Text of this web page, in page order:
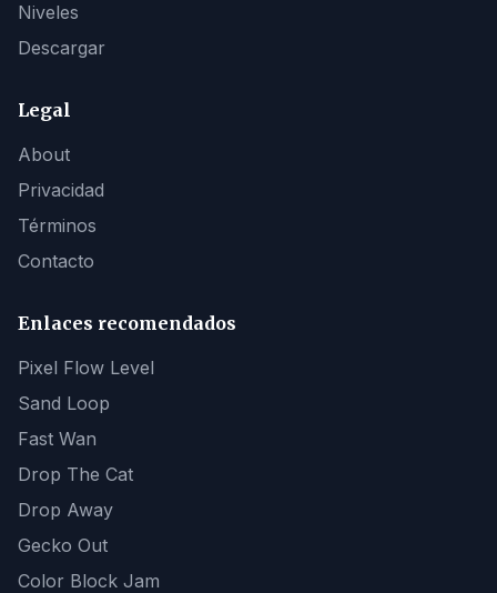
Niveles
Descargar
Legal
About
Privacidad
Términos
Contacto
Enlaces recomendados
Pixel Flow Level
Sand Loop
Fast Wan
Drop The Cat
Drop Away
Gecko Out
Color Block Jam